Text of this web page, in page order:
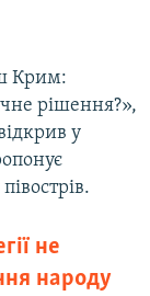
Крим:
рішення?»,
у
не
народу